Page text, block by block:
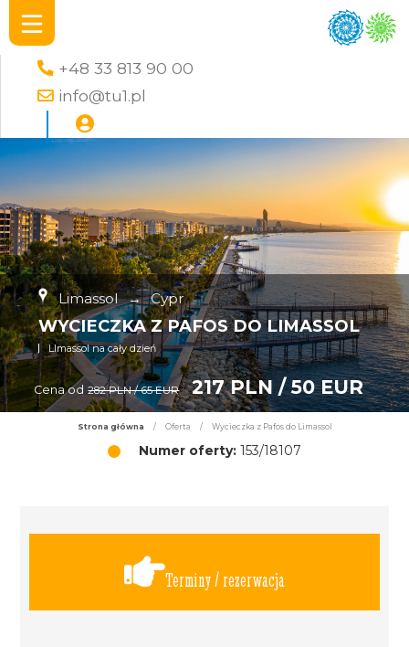
+48 33 813 90 00
info@tu1.pl
Limassol → Cypr
WYCIECZKA Z PAFOS DO LIMASSOL
LImassol na cały dzień
Cena od 282 PLN / 65 EUR 217 PLN / 50 EUR
Strona główna / Oferta / Wycieczka z Pafos do Limassol
Numer oferty: 153/18107
Terminy / rezerwacja